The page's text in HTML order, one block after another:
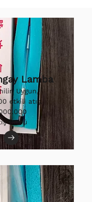
Lamba
Uygun,
etkili atış.
Ömrü